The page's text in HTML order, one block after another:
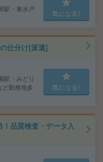
駅・東水戸
気になる!
仕分け[派遣]
駅・みどり
ど勤務地多
気になる!
品質検査・データ入